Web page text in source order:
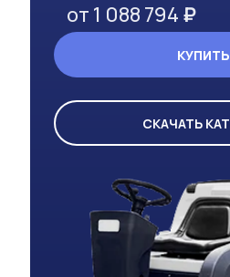
КУПИТЬ
СКАЧАТЬ
от 1 088 794 ₽